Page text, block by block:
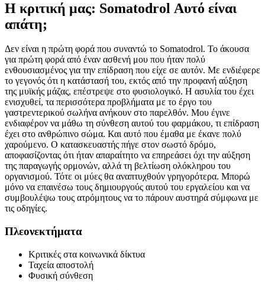
Η κριτική μας: Somatodrol Αυτό είναι
απάτη;
Δεν είναι η πρώτη φορά που συναντώ το Somatodrol. Το άκουσα
για πρώτη φορά από έναν ασθενή μου που ήταν πολύ
ενθουσιασμένος για την επίδραση που είχε σε αυτόν. Με ενδιέφερε
το γεγονός ότι η κατάστασή του, εκτός από την προφανή αύξηση
της μυϊκής μάζας, επέστρεψε στο φυσιολογικό. Η ασυλία του έχει
ενισχυθεί, τα περισσότερα προβλήματα με το έργο του
γαστρεντερικού σωλήνα ανήκουν στο παρελθόν. Μου έγινε
ενδιαφέρον να μάθω τη σύνθεση αυτού του φαρμάκου, τι επίδραση
έχει στο ανθρώπινο σώμα. Και αυτό που έμαθα με έκανε πολύ
χαρούμενο. Ο κατασκευαστής πήγε στον σωστό δρόμο,
αποφασίζοντας ότι ήταν απαραίτητο να επηρεάσει όχι την αύξηση
της παραγωγής ορμονών, αλλά τη βελτίωση ολόκληρου του
οργανισμού. Τότε οι μύες θα αναπτυχθούν γρηγορότερα. Μπορώ
μόνο να επαινέσω τους δημιουργούς αυτού του εργαλείου και να
συμβουλέψω τους ατρόμητους να το πάρουν αυστηρά σύμφωνα με
τις οδηγίες.
Πλεονεκτήματα
Κριτικές στα κοινωνικά δίκτυα
Ταχεία αποστολή
Φυσική σύνθεση